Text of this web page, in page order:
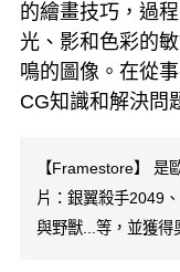
的繪畫技巧，過
光、影和色彩的
鳴的圖像。在從
CG知識和解決問
【Framestore】 是
片：銀翼殺手2049
與野獸...等，並獲得